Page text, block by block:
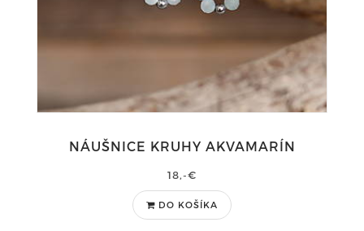
NÁUŠNICE KRUHY AKVAMARÍN
18,-€
DO KOŠÍKA